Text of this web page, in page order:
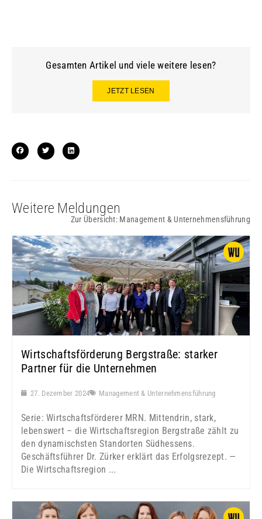
Gesamten Artikel und viele weitere lesen?
JETZT LESEN
Weitere Meldungen
Zur Übersicht: Management & Unternehmensführung
Wirtschaftsförderung Bergstraße: starker
Partner für die Unternehmen
27. Dezember 2024 Management & Unternehmensführung
Serie: Wirtschaftsförderer MRN. Mittendrin, stark,
lebenswert – die Wirtschaftsregion Bergstraße zählt zu
den dynamischsten Standorten Südhessens.
Geschäftsführer Dr. Zürker erklärt das Erfolgsrezept. —
Die Wirtschaftsregion ...